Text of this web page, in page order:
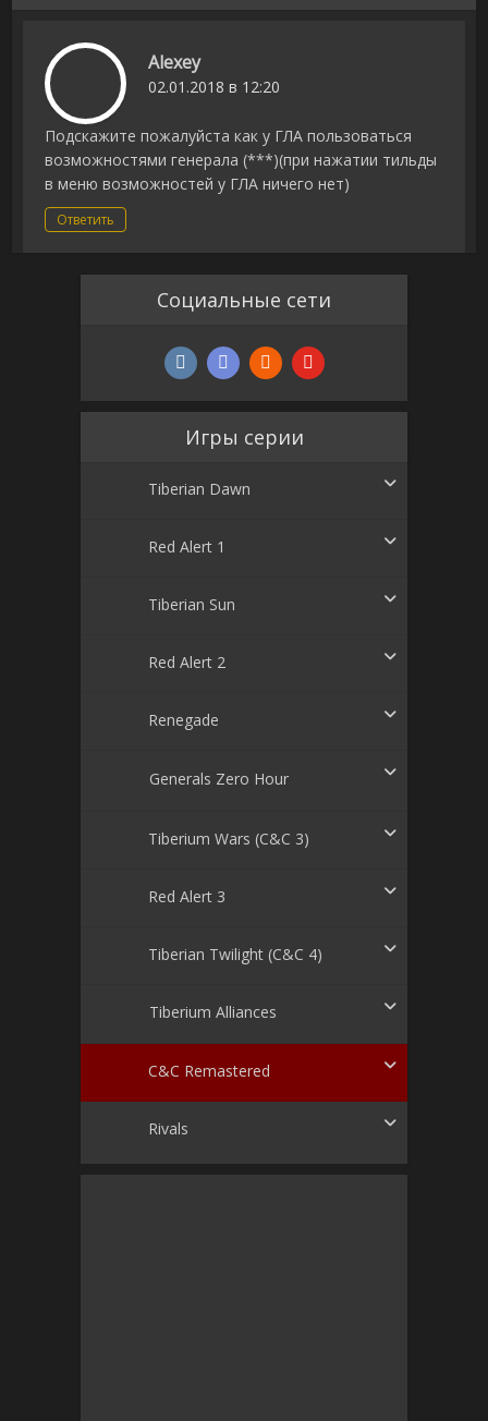
Alexey
02.01.2018 в 12:20
Подскажите пожалуйста как у ГЛА пользоваться
возможностями генерала (***)(при нажатии тильды
в меню возможностей у ГЛА ничего нет)
Ответить
Социальные сети
Игры серии
Tiberian Dawn
Red Alert 1
Tiberian Sun
Red Alert 2
Renegade
Generals Zero Hour
Tiberium Wars (C&C 3)
Red Alert 3
Tiberian Twilight (C&C 4)
Tiberium Alliances
C&C Remastered
Rivals